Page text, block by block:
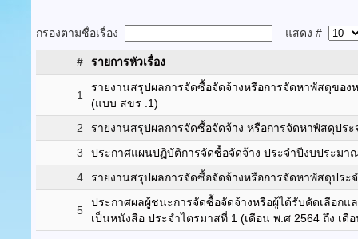
กรองตามชื่อเรื่อง แสดง #
# รายการหัวเรื่อง
1
รายงานสรุปผลการจัดซื้อจัดจ้างหรือการจัดหาพัสดุขอ
(แบบ สขร .1)
2
รายงานสรุปผลการจัดซื้อจัดจ้าง หรือการจัดหาพัสดุประ
3
ประกาศแผนปฏิบัติการจัดซื้อจัดจ้าง ประจำปีงบประมา
4
รายงานสรุปผลการจัดซื้อจัดจ้างหรือการจัดหาพัสดุประ
5
ประกาศผลผู้ชนะการจัดซื้อจัดจ้างหรือผู้ได้รับคัดเลือก
เป็นหนังสือ ประจำไตรมาสที่ 1 (เดือน พ.ศ 2564 ถึง เดื